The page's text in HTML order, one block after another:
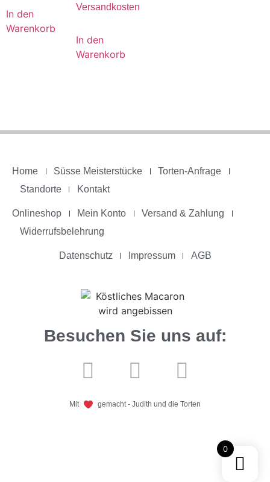
In den
Warenkorb
Versandkosten
In den
Warenkorb
Home Süsse Meisterstücke
Torten-Anfrage
Standorte
Kontakt
Onlineshop Mein Konto
Versand & Zahlung
Widerrufsbelehrung
Datenschutz Impressum AGB
Besuchen Sie uns auf:
Mit gemacht - Judith und die Torten
0